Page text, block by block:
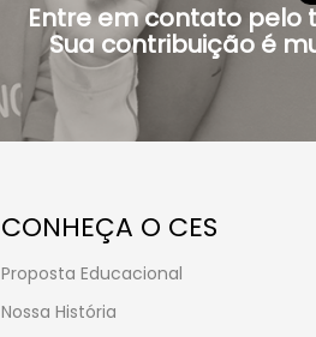
Entre em contato pelo
Sua contribuição é
CONHEÇA O CES
Proposta Educacional
Nossa História